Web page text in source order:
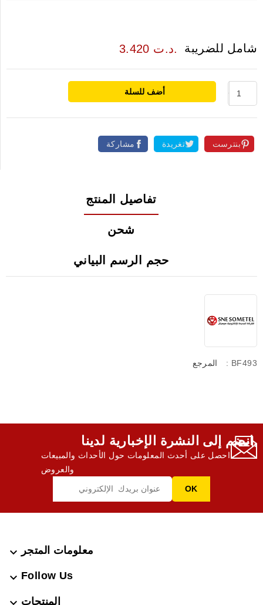
3.420 د.ت. شامل للضريبة
أضف للسلة
مشاركة تغريدة بنترست
تفاصيل المنتج
شحن
حجم الرسم البياني
المرجع : BF493
انضم إلى النشرة الإخبارية لدينا,
احصل على أحدث المعلومات حول الأحداث والمبيعات
والعروض
معلومات المتجر 
Follow Us

المنتجات